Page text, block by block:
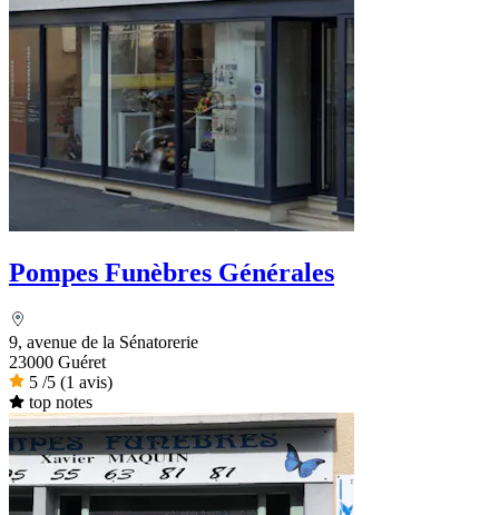
Pompes Funèbres Générales
9, avenue de la Sénatorerie
23000 Guéret
5 /5 (1 avis)
top notes